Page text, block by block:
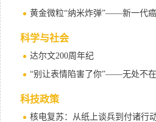
科学与社会
达尔文200周年纪
科技政策
核电复苏：从纸上谈兵到付诸行